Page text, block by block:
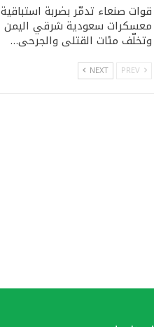
قوات صنعاء تدمّر بضربة استباقية
معسكرات سعودية شرقي اليمن
وتخلّف مئات القتلى والجرحى…
NEXT